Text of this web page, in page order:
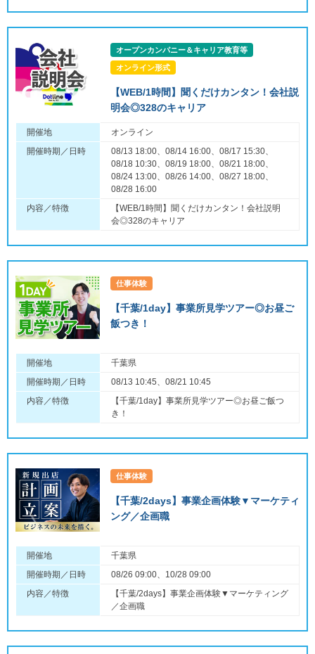
オープンカンパニー＆キャリア教育等
オンライン形式
【WEB/1時間】聞くだけカンタン！会社説
明会◎328のキャリア
開催地
オンライン
開催時期／日時
08/13 18:00、08/14 16:00、08/17 15:30、
08/18 10:30、08/19 18:00、08/21 18:00、
08/24 13:00、08/26 14:00、08/27 18:00、
08/28 16:00
内容／特徴
【WEB/1時間】聞くだけカンタン！会社説明
会◎328のキャリア
仕事体験
【千葉/1day】事業所見学ツアー◎お昼ご
飯つき！
開催地
千葉県
開催時期／日時
08/13 10:45、08/21 10:45
内容／特徴
【千葉/1day】事業所見学ツアー◎お昼ご飯つ
き！
仕事体験
【千葉/2days】事業企画体験▼マーケティ
ング／企画職
開催地
千葉県
開催時期／日時
08/26 09:00、10/28 09:00
内容／特徴
【千葉/2days】事業企画体験▼マーケティング
／企画職